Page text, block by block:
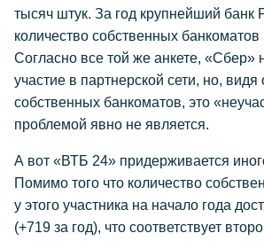
тысяч штук. За год крупнейший банк
количество собственных банкоматов
Согласно все той же анкете, «Сбер»
участие в партнерской сети, но,
собственных банкоматов, это
проблемой явно не является.
А вот «ВТБ 24» придерживается
Помимо того что количество
у этого участника на начало года
(+719 за год), что соответствует